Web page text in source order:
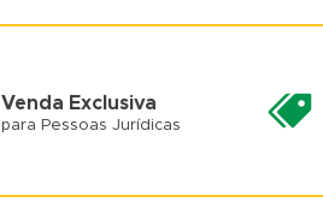
Venda Exclusiva
para Pessoas Jurídicas